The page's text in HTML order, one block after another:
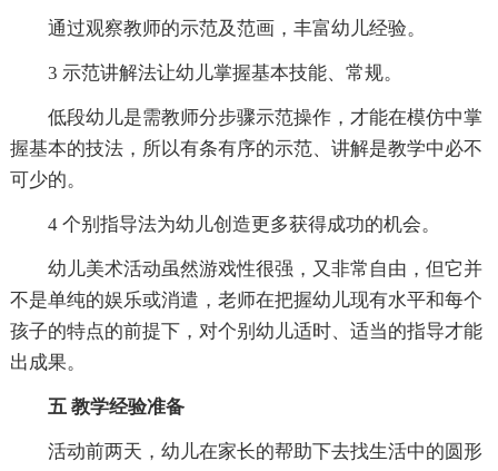
通过观察教师的示范及范画，丰富幼儿经验。
3 示范讲解法让幼儿掌握基本技能、常规。
低段幼儿是需教师分步骤示范操作，才能在模仿中掌
握基本的技法，所以有条有序的示范、讲解是教学中必不
可少的。
4 个别指导法为幼儿创造更多获得成功的机会。
幼儿美术活动虽然游戏性很强，又非常自由，但它并
不是单纯的娱乐或消遣，老师在把握幼儿现有水平和每个
孩子的特点的前提下，对个别幼儿适时、适当的指导才能
出成果。
五 教学经验准备
活动前两天，幼儿在家长的帮助下去找生活中的圆形